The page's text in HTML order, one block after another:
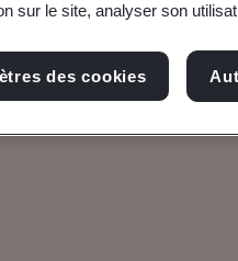
crédibilité et
sur le site, analyser son
des cookies